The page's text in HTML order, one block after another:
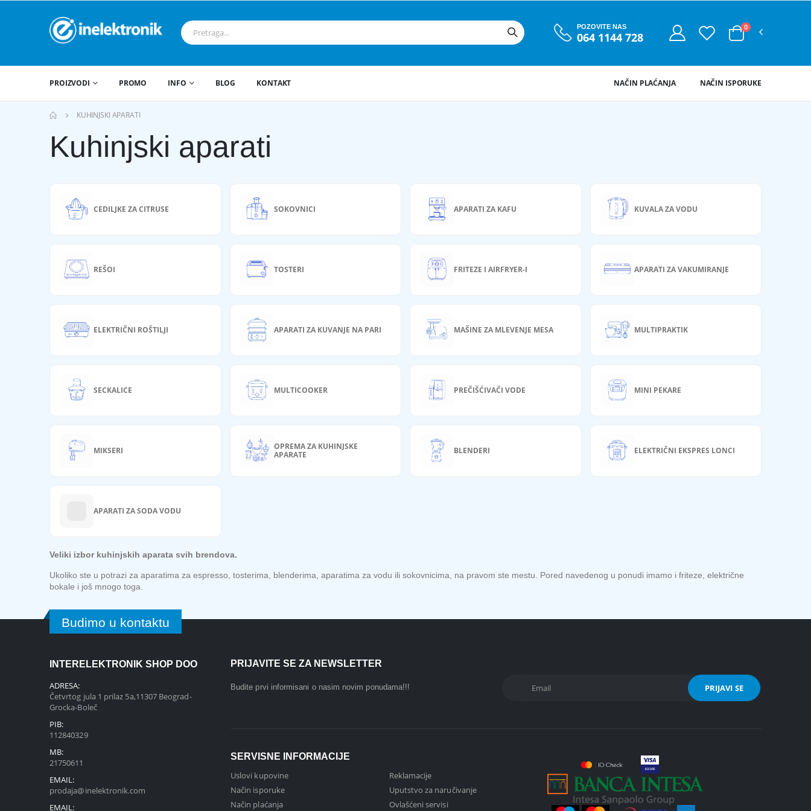
POZOVITE NAS
064 1144 728
0
PROIZVODI PROMO INFO BLOG KONTAKT NAČIN ISPORUKE
NAČIN PLAĆANJA
KUHINJSKI APARATI
Kuhinjski aparati
CEDILJKE ZA CITRUSE SOKOVNICI APARATI ZA KAFU KUVALA ZA VODU
REŠOI TOSTERI FRITEZE I AIRFRYER-I APARATI ZA VAKUMIRANJE
ELEKTRIČNI ROŠTILJI APARATI ZA KUVANJE NA PARI MAŠINE ZA MLEVENJE MESA MULTIPRAKTIK
SECKALICE MULTICOOKER PREČIŠĆIVAČI VODE MINI PEKARE
MIKSERI
OPREMA ZA KUHINJSKE
APARATE
BLENDERI ELEKTRIČNI EKSPRES LONCI
APARATI ZA SODA VODU
Veliki izbor kuhinjskih aparata svih brendova.
Ukoliko ste u potrazi za aparatima za espresso, tosterima, blenderima, aparatima za vodu ili sokovnicima, na pravom ste mestu. Pored navedenog u ponudi imamo i friteze, električne
bokale i još mnogo toga.
Budimo u kontaktu
INTERELEKTRONIK SHOP DOO
ADRESA:
Četvrtog jula 1 prilaz 5a,11307 Beograd-
Grocka-Boleč
PIB:
112840329
MB:
21750611
EMAIL:
prodaja@inelektronik.com
EMAIL:
PRIJAVITE SE ZA NEWSLETTER
Budite prvi informisani o nasim novim ponudama!!!
SERVISNE INFORMACIJE
Uslovi kupovine
Način isporuke
Način plaćanja
Reklamacije
Uputstvo za naručivanje
Ovlašćeni servisi